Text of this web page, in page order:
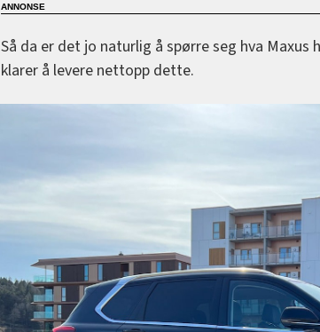
Så da er det jo naturlig å spørre seg hva Maxus
klarer å levere nettopp dette.